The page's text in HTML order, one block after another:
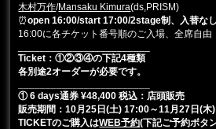
木村万作/Mansaku Kimura(ds,PRISM)
⏰open 16:00/start 17:00/2stage制、入替なし
16:00に各チケット番号順のご入場、全席自由
Ticket：①②③④の下記4種類
各別途2オーダーが必要です。
① 6 days通券 ¥48,400 税込：店頭販売
販売期間：10月25日(土) 17:00～11月27日(木
TICKETのご購入はWEB予約(下記ご予約ボタ